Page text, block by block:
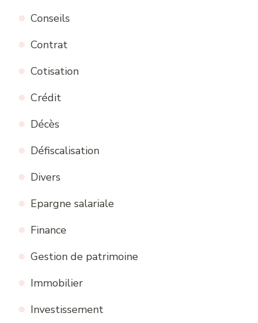
Conseils
Contrat
Cotisation
Crédit
Décès
Défiscalisation
Divers
Epargne salariale
Finance
Gestion de patrimoine
Immobilier
Investissement